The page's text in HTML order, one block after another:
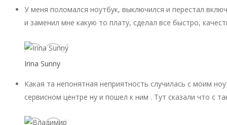
У меня поломался ноутбук, выключился и перестал
и заменил мне какую то плату, сделал все быстро,
Irina Sunny
Какая та непонятная неприятность случилась с моим
сервисном центре ну и пошел к ним . Тут сказали что с